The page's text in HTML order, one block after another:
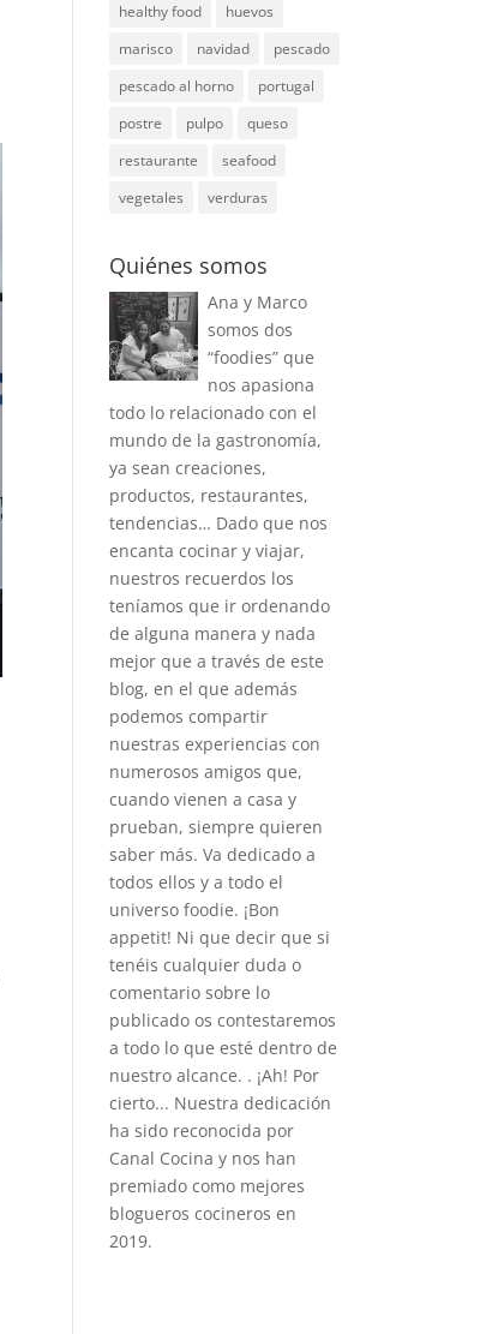
healthy food
huevos
marisco
navidad
pescado
pescado al horno
portugal
postre
pulpo
queso
restaurante
seafood
vegetales
verduras
Quiénes somos
Ana y Marco
somos dos
“foodies” que
nos apasiona
todo lo relacionado con el
mundo de la gastronomía,
ya sean creaciones,
productos, restaurantes,
tendencias… Dado que nos
encanta cocinar y viajar,
nuestros recuerdos los
teníamos que ir ordenando
de alguna manera y nada
mejor que a través de este
blog, en el que además
podemos compartir
nuestras experiencias con
numerosos amigos que,
cuando vienen a casa y
prueban, siempre quieren
saber más. Va dedicado a
todos ellos y a todo el
universo foodie. ¡Bon
appetit! Ni que decir que si
tenéis cualquier duda o
comentario sobre lo
publicado os contestaremos
a todo lo que esté dentro de
nuestro alcance. . ¡Ah! Por
cierto... Nuestra dedicación
ha sido reconocida por
Canal Cocina y nos han
premiado como mejores
blogueros cocineros en
2019.